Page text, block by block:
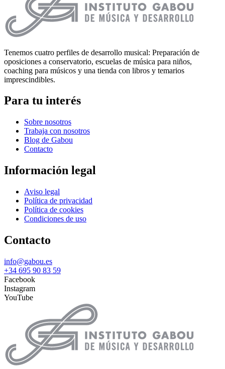
Tenemos cuatro perfiles de desarrollo musical: Preparación de
oposiciones a conservatorio, escuelas de música para niños,
coaching para músicos y una tienda con libros y temarios
imprescindibles.
Para tu interés
Sobre nosotros
Trabaja con nosotros
Blog de Gabou
Contacto
Información legal
Aviso legal
Política de privacidad
Política de cookies
Condiciones de uso
Contacto
info@gabou.es
+34 695 90 83 59
Facebook
Instagram
YouTube